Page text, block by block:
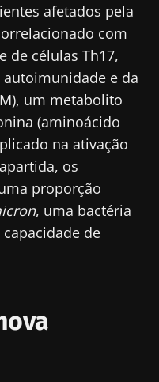
afetados pela
com
de células Th17,
e da
um metabolito
(aminoácido
na ativação
os
proporção
, uma bactéria
de
e o "HCP
atualizado com as
profissionais de
Microbiota e
e o "HCP
com as
para receber mais
gerais de utilização